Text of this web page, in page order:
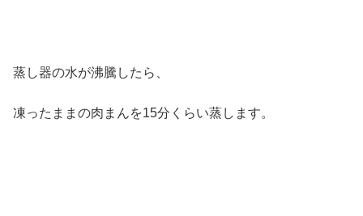
蒸し器の水が沸騰したら、
凍ったままの肉まんを15分くらい蒸します。